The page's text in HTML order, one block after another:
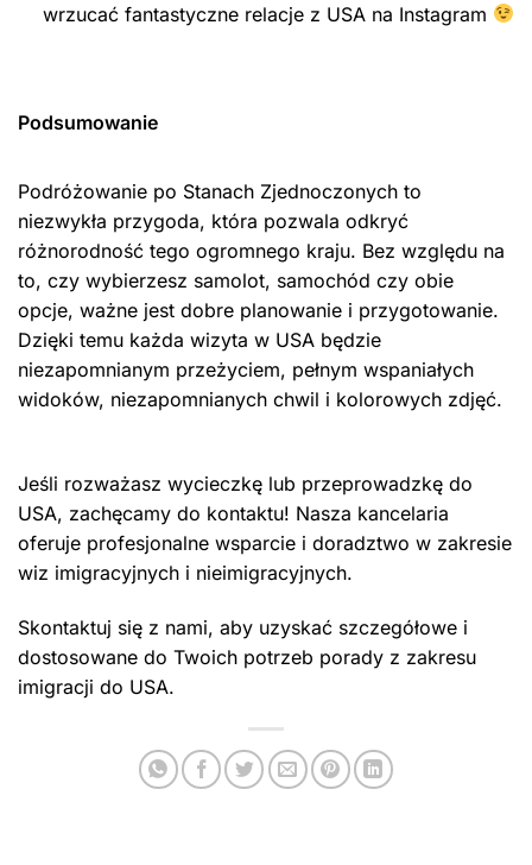
wrzucać fantastyczne relacje z USA na Instagram
Podsumowanie
Podróżowanie po Stanach Zjednoczonych to
niezwykła przygoda, która pozwala odkryć
różnorodność tego ogromnego kraju. Bez względu na
to, czy wybierzesz samolot, samochód czy obie
opcje, ważne jest dobre planowanie i przygotowanie.
Dzięki temu każda wizyta w USA będzie
niezapomnianym przeżyciem, pełnym wspaniałych
widoków, niezapomnianych chwil i kolorowych zdjęć.
Jeśli rozważasz wycieczkę lub przeprowadzkę do
USA, zachęcamy do kontaktu! Nasza kancelaria
oferuje profesjonalne wsparcie i doradztwo w zakresie
wiz imigracyjnych i nieimigracyjnych.
Skontaktuj się z nami, aby uzyskać szczegółowe i
dostosowane do Twoich potrzeb porady z zakresu
imigracji do USA.